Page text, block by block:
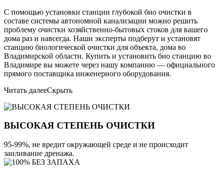
С помощью установки станции глубокой био очистки в
составе системы автономной канализации можно решить
проблему очистки хозяйственно-бытовых стоков для вашего
дома раз и навсегда. Наши эксперты подберут и установят
станцию биологической очистки для объекта, дома во
Владимирской области. Купить и установить био станцию во
Владимире вы можете через нашу компанию — официального
прямого поставщика инженерного оборудования.
Читать далееСкрыть
ВЫСОКАЯ СТЕПЕНЬ ОЧИСТКИ
95-99%, не вредит окружающей среде и не происходит
заиливание дренажа.